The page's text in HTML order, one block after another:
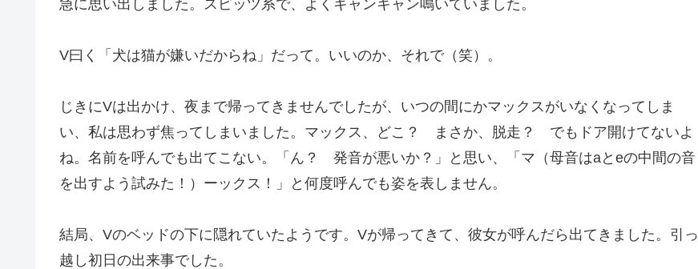
急に思い出しました。スピッツ系で、よくキャンキャン鳴いていました。
V曰く「犬は猫が嫌いだからね」だって。いいのか、それで（笑）。
じきにVは出かけ、夜まで帰ってきませんでしたが、いつの間にかマックスがいなくなってしま
い、私は思わず焦ってしまいました。マックス、どこ？ まさか、脱走？ でもドア開けてないよ
ね。名前を呼んでも出てこない。「ん？ 発音が悪いか？」と思い、「マ（母音はaとeの中間の音
を出すよう試みた！）ーックス！」と何度呼んでも姿を表しません。
結局、Vのベッドの下に隠れていたようです。Vが帰ってきて、彼女が呼んだら出てきました。引っ
越し初日の出来事でした。